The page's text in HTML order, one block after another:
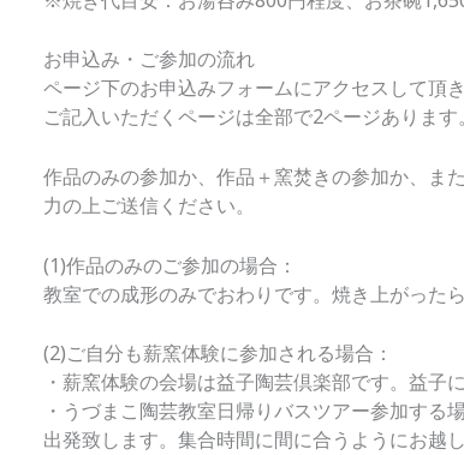
お申込み・ご参加の流れ
ページ下のお申込みフォームにアクセスして頂
ご記入いただくページは全部で2ページあります。
作品のみの参加か、作品＋窯焚きの参加か、ま
力の上ご送信ください。
(1)作品のみのご参加の場合：
教室での成形のみでおわりです。焼き上がった
(2)ご自分も薪窯体験に参加される場合：
・薪窯体験の会場は益子陶芸倶楽部です。益
・うづまこ陶芸教室日帰りバスツアー参加す
出発致します。集合時間に間に合うようにお越し